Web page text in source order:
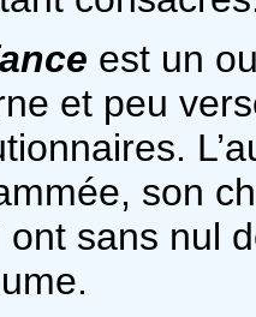
est un
et peu
son
sans nul